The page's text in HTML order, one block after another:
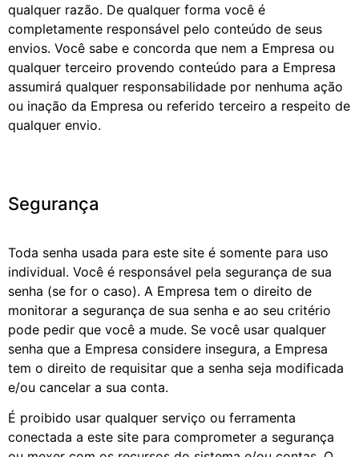
qualquer razão. De qualquer forma você é
completamente responsável pelo conteúdo de seus
envios. Você sabe e concorda que nem a Empresa ou
qualquer terceiro provendo conteúdo para a Empresa
assumirá qualquer responsabilidade por nenhuma ação
ou inação da Empresa ou referido terceiro a respeito de
qualquer envio.
Segurança
Toda senha usada para este site é somente para uso
individual. Você é responsável pela segurança de sua
senha (se for o caso). A Empresa tem o direito de
monitorar a segurança de sua senha e ao seu critério
pode pedir que você a mude. Se você usar qualquer
senha que a Empresa considere insegura, a Empresa
tem o direito de requisitar que a senha seja modificada
e/ou cancelar a sua conta.
É proibido usar qualquer serviço ou ferramenta
conectada a este site para comprometer a segurança